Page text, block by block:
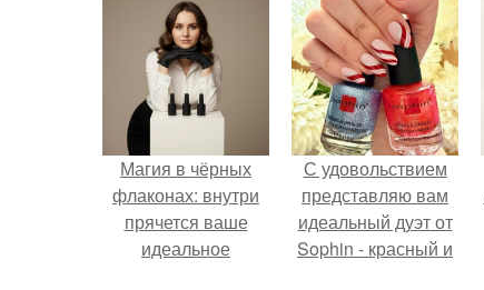
Магия в чёрных
флаконах: внутри
прячется ваше
идеальное
С удовольствием
представляю вам
идеальный дуэт от
Sophin - красный и